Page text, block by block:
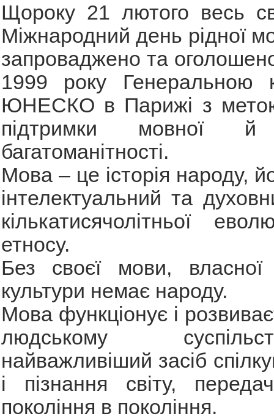
Щороку 21 лютого весь
Міжнародний день рідної
запроваджено та
1999 року Генеральною
ЮНЕСКО в Парижі з
підтримки мовної й
багатоманітності.
Мова – це історія народу,
інтелектуальний та
кількатисячолітньої
етносу.
Без своєї мови, власної
культури немає народу.
Мова функціонує і
людському
найважливіший засіб
і пізнання світу,
покоління в покоління.